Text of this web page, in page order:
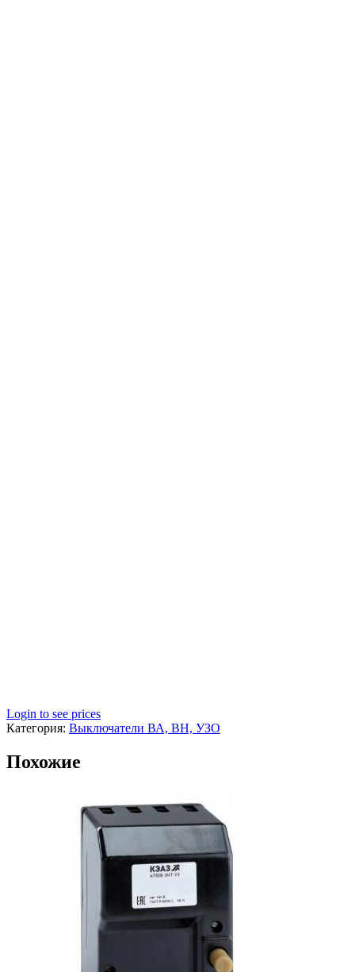
Login to see prices
Категория: Выключатели ВА, ВН, УЗО
Похожие